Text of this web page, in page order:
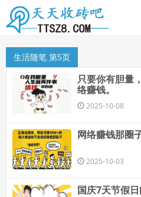
生活随笔 第5页
只要你有胆量
络赚钱。
2025-10-08
网络赚钱那圈
2025-10-03
国庆7天节假